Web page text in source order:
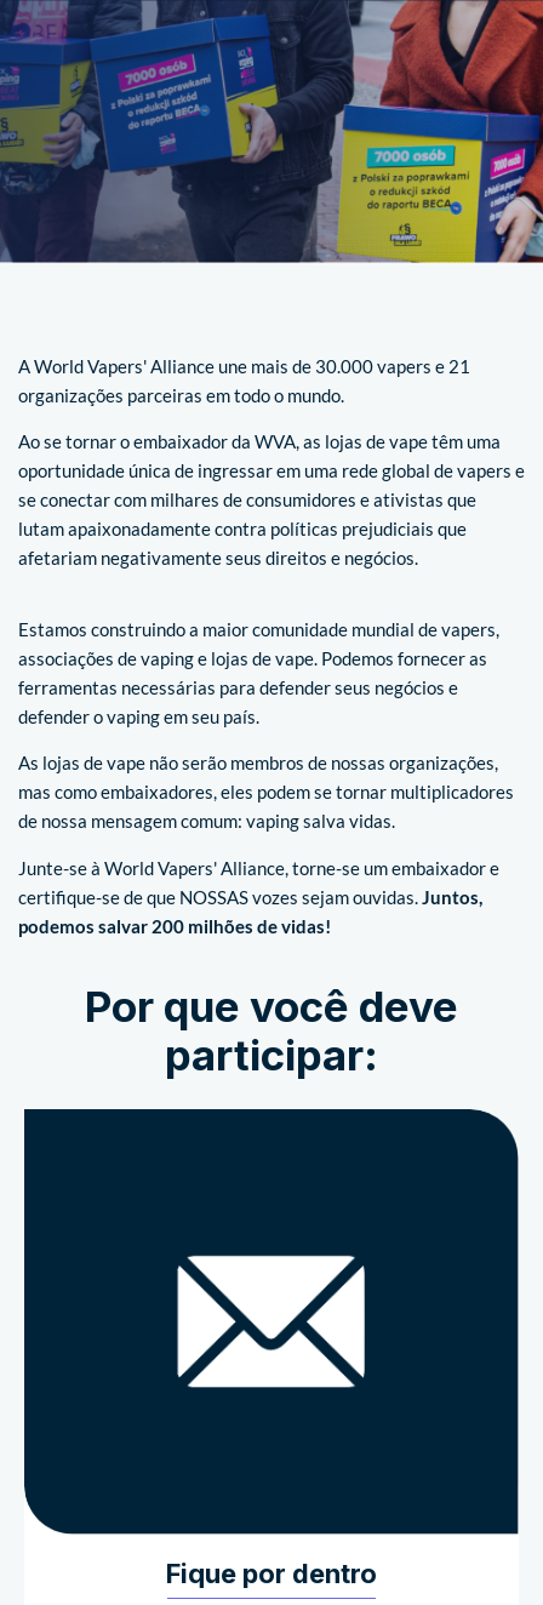
A World Vapers' Alliance une mais de 30.000 vapers e 21
organizações parceiras em todo o mundo.
Ao se tornar o embaixador da WVA, as lojas de vape têm uma
oportunidade única de ingressar em uma rede global de vapers e
se conectar com milhares de consumidores e ativistas que
lutam apaixonadamente contra políticas prejudiciais que
afetariam negativamente seus direitos e negócios.
Estamos construindo a maior comunidade mundial de vapers,
associações de vaping e lojas de vape. Podemos fornecer as
ferramentas necessárias para defender seus negócios e
defender o vaping em seu país.
As lojas de vape não serão membros de nossas organizações,
mas como embaixadores, eles podem se tornar multiplicadores
de nossa mensagem comum: vaping salva vidas.
Junte-se à World Vapers' Alliance, torne-se um embaixador e
certifique-se de que NOSSAS vozes sejam ouvidas. Juntos,
podemos salvar 200 milhões de vidas!
Por que você deve
participar:
Fique por dentro